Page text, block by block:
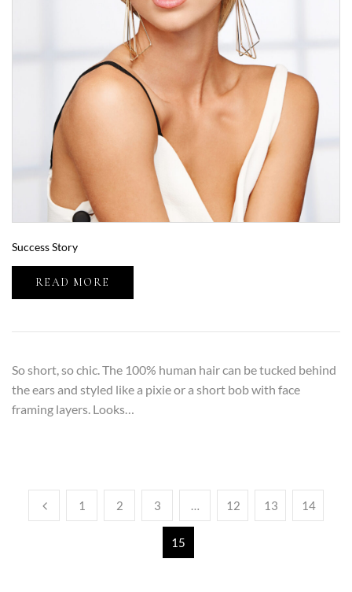
Success Story
READ MORE
So short, so chic. The 100% human hair can be tucked behind
the ears and styled like a pixie or a short bob with face
framing layers. Looks…
1 2 3 … 12 13 14
15